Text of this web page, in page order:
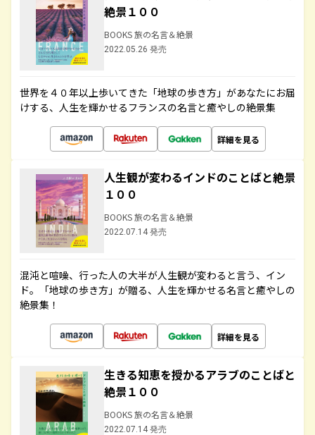
絶景１００
BOOKS 旅の名言＆絶景
2022.05.26 発売
世界を４０年以上歩いてきた「地球の歩き方」があなたにお届
けする、人生を輝かせるフランスの名言と癒やしの絶景集
詳細を見る
人生観が変わるインドのことばと絶景
１００
BOOKS 旅の名言＆絶景
2022.07.14 発売
混沌と喧噪、行った人の大半が人生観が変わると言う、イン
ド。「地球の歩き方」が贈る、人生を輝かせる名言と癒やしの
絶景集！
詳細を見る
生きる知恵を授かるアラブのことばと
絶景１００
BOOKS 旅の名言＆絶景
2022.07.14 発売